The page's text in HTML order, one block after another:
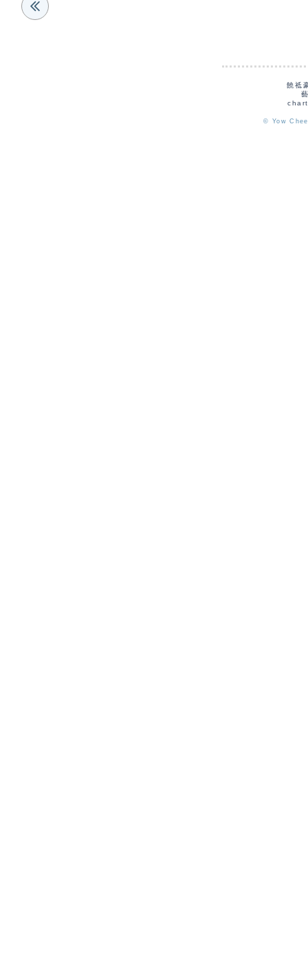
饒祗
© Yow